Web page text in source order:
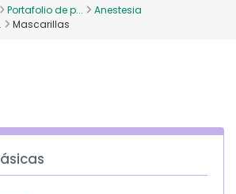
Deutschland
Portafolio de p...
Anestesia
Mascarillas